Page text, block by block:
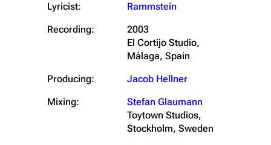
Lyricist:
Rammstein
Recording:
2003
El Cortijo Studio,
Málaga, Spain
Producing:
Jacob Hellner
Mixing:
Stefan Glaumann
Toytown Studios,
Stockholm, Sweden